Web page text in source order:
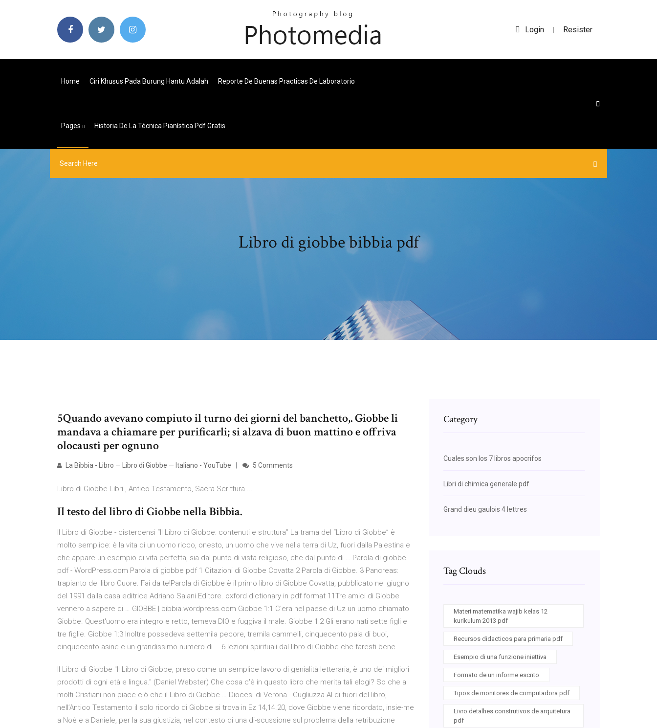
Login | Resister
Home Ciri Khusus Pada Burung Hantu Adalah Reporte De Buenas Practicas De Laboratorio
Pages Historia De La Técnica Pianística Pdf Gratis
Libro di giobbe bibbia pdf
5Quando avevano compiuto il turno dei giorni del banchetto,. Giobbe li
mandava a chiamare per purificarli; si alzava di buon mattino e offriva
olocausti per ognuno
La Bibbia - Libro — Libro di Giobbe — Italiano - YouTube 5 Comments
Libro di Giobbe Libri , Antico Testamento, Sacra Scrittura ...
Il testo del libro di Giobbe nella Bibbia.
Il Libro di Giobbe - cistercensi “Il Libro di Giobbe: contenuti e struttura” La trama del “Libro di Giobbe” è
molto semplice: è la vita di un uomo ricco, onesto, un uomo che vive nella terra di Uz, fuori dalla Palestina e
che appare un esempio di vita perfetta, sia dal punto di vista religioso, che dal punto di … Parola di giobbe
pdf - WordPress.com Parola di giobbe pdf 1 Citazioni di Giobbe Covatta 2 Parola di Giobbe. 3 Pancreas:
trapianto del libro Cuore. Fai da te!Parola di Giobbe è il primo libro di Giobbe Covatta, pubblicato nel giugno
del 1991 dalla casa editrice Adriano Salani Editore. oxford dictionary in pdf format 11Tre amici di Giobbe
vennero a sapere di … GIOBBE | bibbia.wordpress.com Giobbe 1:1 C'era nel paese di Uz un uomo chiamato
Giobbe. Quest'uomo era integro e retto, temeva DIO e fuggiva il male. Giobbe 1:2 Gli erano nati sette figli e
tre figlie. Giobbe 1:3 Inoltre possedeva settemila pecore, tremila cammelli, cinquecento paia di buoi,
cinquecento asine e un grandissimo numero di … 6 lezioni spirituali dal libro di Giobbe che faresti bene ...
Il Libro di Giobbe "Il Libro di Giobbe, preso come un semplice lavoro di genialità letteraria, è uno dei migliori
prodotti di ogni età e lingua." (Daniel Webster) Che cosa c'è in questo libro che merita tali elogi? So che a
molti Cristiani non piace ciò che il Libro di Giobbe … Diocesi di Verona - Gugliuzza Al di fuori del libro,
nell’Antico Testamento il solo ricordo di Giobbe si trova in Ez 14,14.20, dove Giobbe viene ricordato, insie-me
a Noè e a Daniele, per la sua giustizia, nel contesto di una di-scussione sul problema della retribuzione
Category
Cuales son los 7 libros apocrifos
Libri di chimica generale pdf
Grand dieu gaulois 4 lettres
Tag Clouds
Materi matematika wajib kelas 12
kurikulum 2013 pdf
Recursos didacticos para primaria pdf
Esempio di una funzione iniettiva
Formato de un informe escrito
Tipos de monitores de computadora pdf
Livro detalhes construtivos de arquitetura
pdf